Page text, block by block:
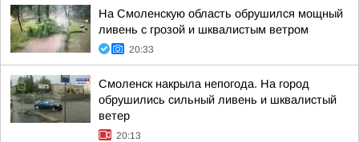
На Смоленскую область обрушился мощный
ливень с грозой и шквалистым ветром
20:33
Смоленск накрыла непогода. На город
обрушились сильный ливень и шквалистый
ветер
20:13